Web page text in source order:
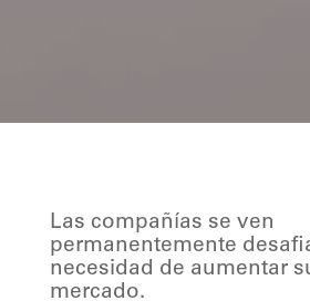
Las compañías se ven
permanentemente
necesidad de aumentar
mercado.